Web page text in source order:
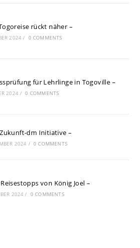
rückt näher –
2024 / 0 COMMENTS
für Lehrlinge in Togoville –
2024 / 0 COMMENTS
dm Initiative –
2024 / 0 COMMENTS
von König Joel –
2024 / 0 COMMENTS